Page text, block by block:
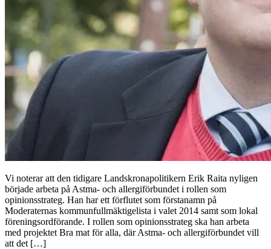
Vi noterar att den tidigare Landskronapolitikern Erik Raita nyligen
började arbeta på Astma- och allergiförbundet i rollen som
opinionsstrateg. Han har ett förflutet som förstanamn på
Moderaternas kommunfullmäktigelista i valet 2014 samt som lokal
föreningsordförande. I rollen som opinionsstrateg ska han arbeta
med projektet Bra mat för alla, där Astma- och allergiförbundet vill
att det […]